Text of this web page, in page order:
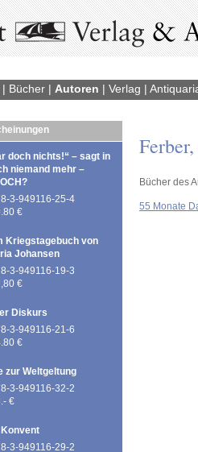
Bücher| Autoren | Verlag |
doch nichts!“ – sagt in
niemand mehr –
3-949116-25-4
€
Kriegstagebuch von
Johansen
3-949116-19-3
€
Diskurs
3-949116-21-6
€
zur Weltgeltung
3-949116-32-2
€
3-949116-29-2
Bücher des
55 Monate